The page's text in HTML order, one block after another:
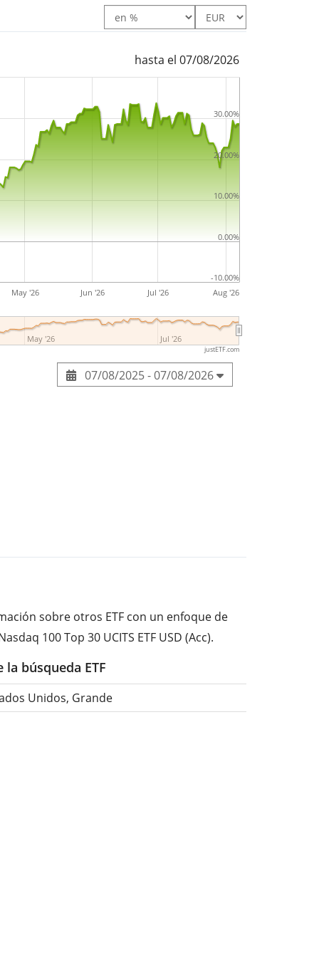
hasta el 07/08/2026
May '26 Jun '26 Jul '26 Aug '26
May '26 Jul '26
-10.00%
0.00%
10.00%
20.00%
30.00%
justETF.com
07/08/2025 - 07/08/2026
sobre otros ETF con un enfoque de
100 Top 30 UCITS ETF USD (Acc).
la búsqueda ETF
Unidos, Grande